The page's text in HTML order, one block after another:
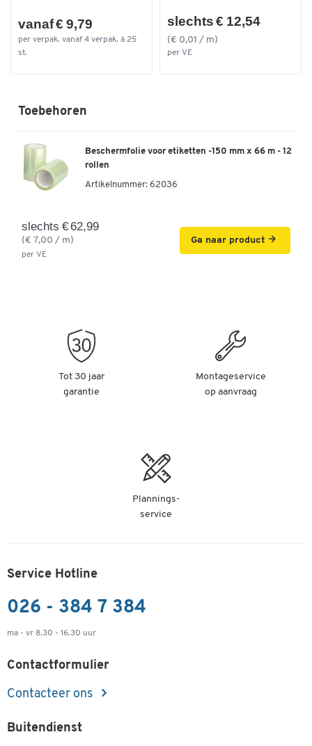
vanaf € 9,79
per verpak. vanaf 4 verpak. à 25
st.
slechts € 12,54
(€ 0,01 / m)
per VE
Toebehoren
Beschermfolie voor etiketten -150 mm x 66 m - 12
rollen
Artikelnummer: 62036
slechts € 62,99
(€ 7,00 / m)
per VE
Ga naar product
Tot 30 jaar
garantie
Montageservice
op aanvraag
Plannings-
service
Service Hotline
026 - 384 7 384
ma - vr 8.30 - 16.30 uur
Contactformulier
Contacteer ons
Buitendienst